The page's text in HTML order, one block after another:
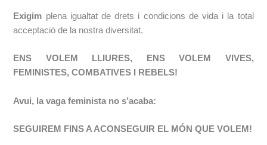
Exigim ​plena igualtat de drets i condicions de vida i la total
acceptació de la nostradiversitat.
ENS VOLEM LLIURES, ENS VOLEM VIVES,
FEMINISTES, COMBATIVES I REBELS!
Avui, la vaga feminista no s’acaba:
SEGUIREM FINS A ACONSEGUIR EL MÓN QUE VOLEM!